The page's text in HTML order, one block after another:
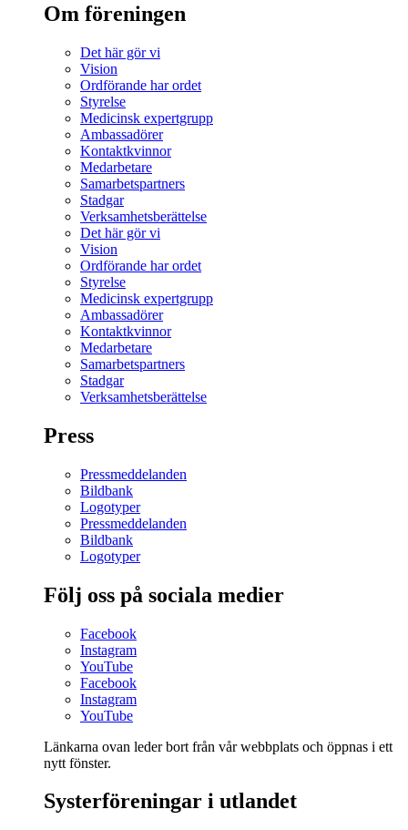
Om föreningen
Det här gör vi
Vision
Ordförande har ordet
Styrelse
Medicinsk expertgrupp
Ambassadörer
Kontaktkvinnor
Medarbetare
Samarbetspartners
Stadgar
Verksamhetsberättelse
Det här gör vi
Vision
Ordförande har ordet
Styrelse
Medicinsk expertgrupp
Ambassadörer
Kontaktkvinnor
Medarbetare
Samarbetspartners
Stadgar
Verksamhetsberättelse
Press
Pressmeddelanden
Bildbank
Logotyper
Pressmeddelanden
Bildbank
Logotyper
Följ oss på sociala medier
Facebook
Instagram
YouTube
Facebook
Instagram
YouTube
Länkarna ovan leder bort från vår webbplats och öppnas i ett
nytt fönster.
Systerföreningar i utlandet